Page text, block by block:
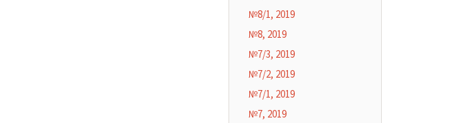
№8/1, 2019
№8, 2019
№7/3, 2019
№7/2, 2019
№7/1, 2019
№7, 2019